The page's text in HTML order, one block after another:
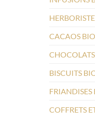
CACAOS BIO
CHOCOLATS
BISCUITS
FRIANDISES
COFFRETS